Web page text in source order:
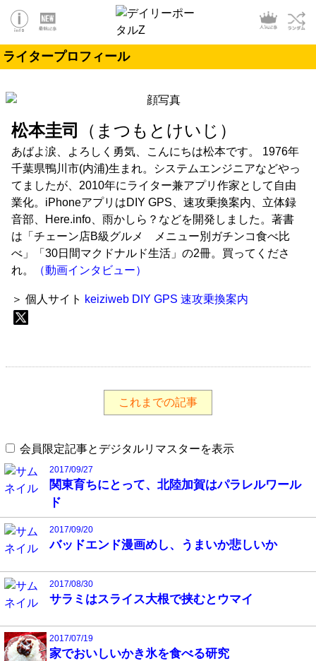
ライタープロフィール
松本圭司 （まつもとけいじ）
あばよ涙、よろしく勇気、こんにちは松本です。 1976年
千葉県鴨川市(内浦)生まれ。システムエンジニアなどやっ
てましたが、2010年にライター兼アプリ作家として自由
業化。iPhoneアプリはDIY GPS、速攻乗換案内、立体録
音部、Here.info、雨かしら？などを開発しました。著書
は「チェーン店B級グルメ メニュー別ガチンコ食べ比
べ」「30日間マクドナルド生活」の2冊。買ってくださ
れ。
（動画インタビュー）
＞ 個人サイト keiziweb DIY GPS 速攻乗換案内
これまでの記事
会員限定記事とデジタルリマスターを表示
2017/09/27
関東育ちにとって、北陸加賀はパラレルワール
ド
2017/09/20
バッドエンド漫画めし、うまいか悲しいか
2017/08/30
サラミはスライス大根で挟むとウマイ
2017/07/19
家でおいしいかき氷を食べる研究